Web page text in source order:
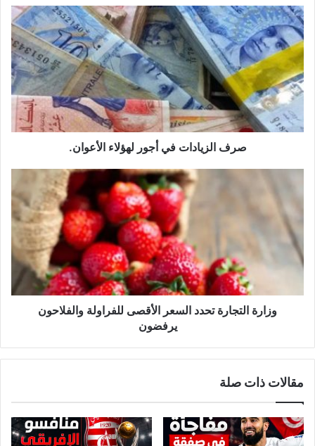
صرف
الزيادات
في
أجور
لهؤلاء
الأعوان.
صرف الزيادات في أجور لهؤلاء الأعوان.
السعر
الأقصى
للفراولة
والفلاحون
وزارة التجارة تحدد السعر الأقصى للفراولة والفلاحون
يرفضون
مقالات ذات صلة